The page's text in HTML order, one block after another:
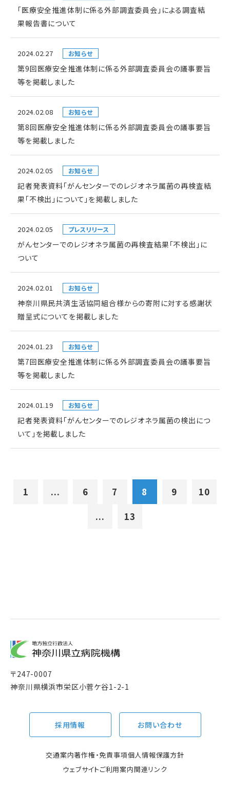
「医療安全推進体制に係る外部調査委員会」による調査結
果報告書について
2024.02.27 お知らせ
第9回医療安全推進体制に係る外部調査委員会の議事要旨
等を掲載しました
2024.02.08 お知らせ
第8回医療安全推進体制に係る外部調査委員会の議事要旨
等を掲載しました
2024.02.05 お知らせ
記者発表資料「がんセンターでのレジオネラ属菌の再検査結
果「不検出」について」を掲載しました
2024.02.05 プレスリリース
がんセンターでのレジオネラ属菌の再検査結果「不検出」に
ついて
2024.02.01 お知らせ
神奈川県民共済生活協同組合様からの寄附に対する感謝状
贈呈式についてを掲載しました
2024.01.23 お知らせ
第7回医療安全推進体制に係る外部調査委員会の議事要旨
等を掲載しました
2024.01.19 お知らせ
記者発表資料「がんセンターでのレジオネラ属菌の検出につ
いて」を掲載しました
1 ... 6 7 8 9
10
...
13
〒247-0007
神奈川県横浜市栄区小菅ケ谷1-2-1
採用情報 お問い合わせ
交通案内著作権・免責事項個人情報保護方針
ウェブサイトご利用案内関連リンク